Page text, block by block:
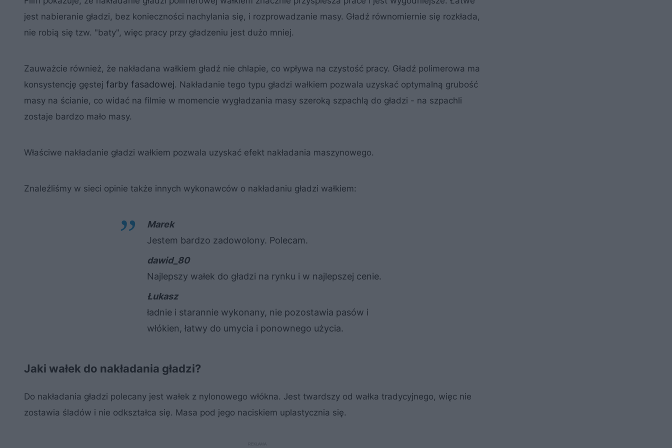
jest nabieranie gładzi, bez konieczności nachylania się, i rozprowadzanie masy. Gładź równomiernie się rozkłada,
nie robią się tzw. "baty", więc pracy przy gładzeniu jest dużo mniej.
Zauważcie również, że nakładana wałkiem gładź nie chlapie, co wpływa na czystość pracy. Gładź polimerowa ma
konsystencję gęstej farby fasadowej. Nakładanie tego typu gładzi wałkiem pozwala uzyskać optymalną grubość
masy na ścianie, co widać na filmie w momencie wygładzania masy szeroką szpachlą do gładzi - na szpachli
zostaje bardzo mało masy.
Właściwe nakładanie gładzi wałkiem pozwala uzyskać efekt nakładania maszynowego.
Znaleźliśmy w sieci opinie także innych wykonawców o nakładaniu gładzi wałkiem:
Marek
Jestem bardzo zadowolony. Polecam.
dawid_80
Najlepszy wałek do gładzi na rynku i w najlepszej cenie.
Łukasz
ładnie i starannie wykonany, nie pozostawia pasów i
włókien, łatwy do umycia i ponownego użycia.
Jaki wałek do nakładania gładzi?
Do nakładania gładzi polecany jest wałek z nylonowego włókna. Jest twardszy od wałka tradycyjnego, więc nie
zostawia śladów i nie odkształca się. Masa pod jego naciskiem uplastycznia się.